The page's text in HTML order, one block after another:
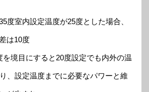
度室内設定温度が25度とした場合、
は10度
を境目にすると20度設定でも内外の温
、設定温度までに必要なパワーと維